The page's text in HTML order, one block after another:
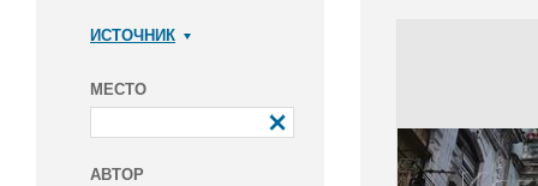
ИСТОЧНИК
МЕСТО
АВТОР